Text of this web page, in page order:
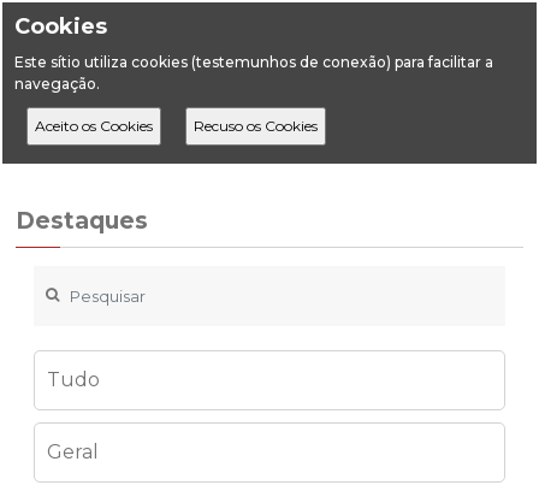
Cookies
Este sítio utiliza cookies (testemunhos de conexão) para facilitar a
navegação.
HomeDestaques Energia Energia em Números, edição 2022
Destaques
Tudo
Geral